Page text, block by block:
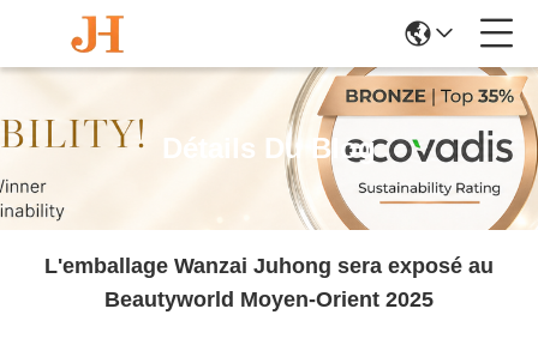
Détails Du Blog
L'emballage Wanzai Juhong sera exposé au
Beautyworld Moyen-Orient 2025